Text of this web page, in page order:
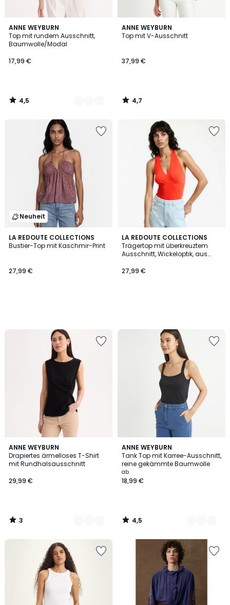
ANNE WEYBURN
Top mit rundem Ausschnitt,
Baumwolle/Modal
17,99 €
4,5
/ 5
2
Farben
4,5
/
ANNE WEYBURN
Top mit V-Ausschnitt
37,99 €
4,7
/ 5
4,7
/
Neuheit
LA REDOUTE COLLECTIONS
Bustier-Top mit Kaschmir-Print
27,99 €
LA REDOUTE COLLECTIONS
Trägertop mit überkreuztem
Ausschnitt, Wickeloptik, aus
27,99 €
ANNE WEYBURN
Drapiertes ärmelloses T-Shirt
mit Rundhalsausschnitt
29,99 €
3
/
5
2
Farben
3
/
ANNE WEYBURN
Tank Top mit Karree-Ausschnitt,
reine gekämmte Baumwolle
ab
18,99 €
4,5
/ 5
4
Farben
4,5
/